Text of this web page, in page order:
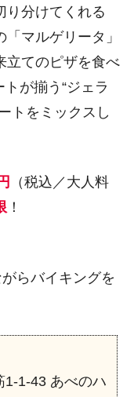
り分けてくれる
マルゲリータ」
立てのピザを食べ
が揃う“ジェラ
トをミックスし
（税込／大人料
！
らバイキングを
1-1-43 あべのハ